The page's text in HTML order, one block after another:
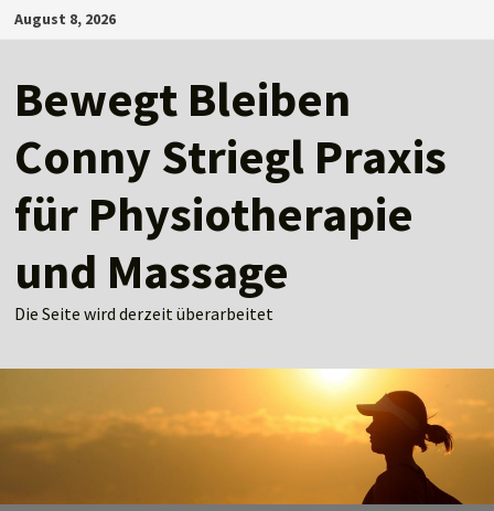
Zum
Inhalt
August 8, 2026
Bewegt Bleiben
Conny Striegl Praxis
für Physiotherapie
und Massage
Die Seite wird derzeit überarbeitet